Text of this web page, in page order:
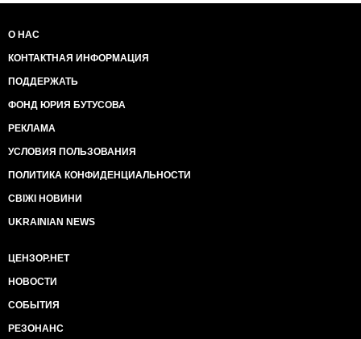
Косюк вел себя правильно. Но проблему надо было
решение. Я ж не пилю ничего, ты знаешь!» -
настаивал Косюк.«А кто пилит?»«Нет, ну не так, как
несколько миллиардов дотаций из бюджета. Но по
большому счёту он и правда не «пилил».«Ладно», -
молчании еще пару минут. Потом нажал кнопку
селектора.«А набери-ка мне Веревского».
…………………………… Disclamer: Все изложенное
выше является чистым вымыслом. Имена и
реально существующими персонажами случайно.Во
страдал.https://www.facebook.com/anserua/posts/
Сергей Лямец
О НАС
КОНТАКТНАЯ ИНФОРМАЦИЯ
ПОДДЕРЖАТЬ
ФОНД ЮРИЯ БУТУСОВА
РЕКЛАМА
УСЛОВИЯ ПОЛЬЗОВАНИЯ
ПОЛИТИКА КОНФИДЕНЦИАЛЬНОСТИ
СВІЖІ НОВИНИ
UKRAINIAN NEWS
ЦЕНЗОР.НЕТ
НОВОСТИ
СОБЫТИЯ
РЕЗОНАНС